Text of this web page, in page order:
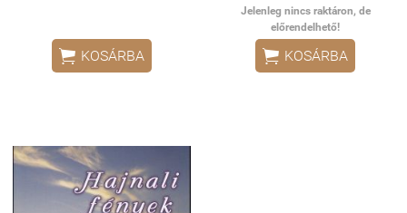
 KOSÁRBA
Jelenleg nincs raktáron, de
előrendelhető!
 KOSÁRBA